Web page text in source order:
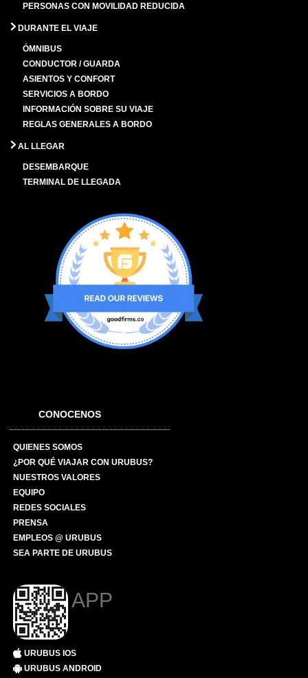
PERSONAS CON MOVILIDAD REDUCIDA
DURANTE EL VIAJE
ÓMNIBUS
CONDUCTOR / GUARDA
ASIENTOS Y CONFORT
SERVICIOS A BORDO
INFORMACIÓN SOBRE SU VIAJE
REGLAS GENERALES A BORDO
AL LLEGAR
DESEMBARQUE
TERMINAL DE LLEGADA
CONOCENOS
QUIENES SOMOS
¿POR QUÉ VIAJAR CON URUBUS?
NUESTROS VALORES
EQUIPO
REDES SOCIALES
PRENSA
EMPLEOS @ URUBUS
SEA PARTE DE URUBUS
APP
URUBUS IOS
URUBUS ANDROID